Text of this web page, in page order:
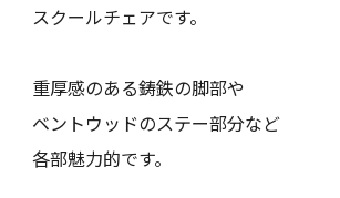
スクールチェアです。
重厚感のある鋳鉄の脚部や
ベントウッドのステー部分など
各部魅力的です。